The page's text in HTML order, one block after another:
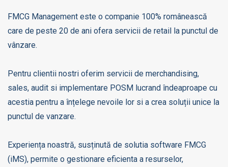
FMCG Management este o companie 100% românească
care de peste 20 de ani ofera servicii de retail la punctul de
vânzare.
Pentru clientii nostri oferim servicii de merchandising,
sales, audit si implementare POSM lucrand îndeaproape cu
acestia pentru a înțelege nevoile lor si a crea soluții unice la
punctul de vanzare.
Experiența noastră, susținută de solutia software FMCG
(iMS), permite o gestionare eficienta a resurselor,